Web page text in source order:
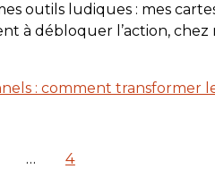
outils ludiques : mes
à débloquer l’action,
: comment transformer
… 4